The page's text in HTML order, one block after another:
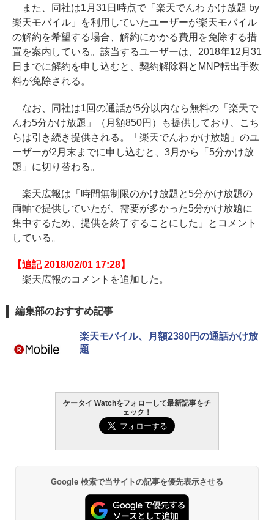
また、同社は1月31日時点で「楽天でんわ かけ放題 by
楽天モバイル」を利用していたユーザーが楽天モバイル
の解約を希望する場合、解約にかかる費用を免除する措
置を案内している。該当するユーザーは、2018年12月31
日までに解約を申し込むと、契約解除料とMNP転出手数
料が免除される。
なお、同社は1回の通話が5分以内なら無料の「楽天で
んわ5分かけ放題」（月額850円）も提供しており、こち
らは引き続き提供される。「楽天でんわ かけ放題」のユ
ーザーが2月末までに申し込むと、3月から「5分かけ放
題」に切り替わる。
楽天広報は「時間無制限のかけ放題と5分かけ放題の
両軸で提供していたが、需要が多かった5分かけ放題に
集中するため、提供を終了することにした」とコメント
している。
【追記 2018/02/01 17:28】
楽天広報のコメントを追加した。
編集部のおすすめ記事
楽天モバイル、月額2380円の通話かけ放
題
ケータイ Watchをフォローして最新記事をチ
ェック！
Google 検索で当サイトの記事を優先表示させる